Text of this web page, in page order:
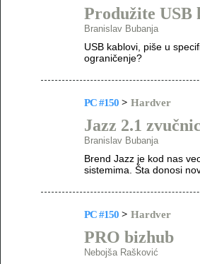
Produžite USB
Branislav Bubanja
USB kablovi, piše u
ograničenje?
PC #150 > Hardver
Jazz 2.1
Branislav Bubanja
Brend Jazz je kod nas
sistemima. Šta donosi
PC #150 > Hardver
PRO bizhub
Nebojša Rašković